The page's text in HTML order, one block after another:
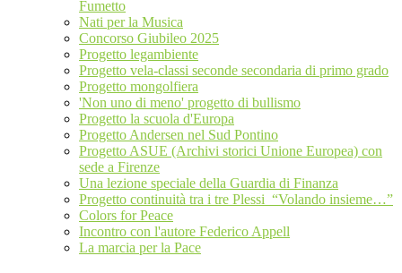
Fumetto
Nati per la Musica
Concorso Giubileo 2025
Progetto legambiente
Progetto vela-classi seconde secondaria di primo grado
Progetto mongolfiera
'Non uno di meno' progetto di bullismo
Progetto la scuola d'Europa
Progetto Andersen nel Sud Pontino
Progetto ASUE (Archivi storici Unione Europea) con
sede a Firenze
Una lezione speciale della Guardia di Finanza
Progetto continuità tra i tre Plessi “Volando insieme…”
Colors for Peace
Incontro con l'autore Federico Appell
La marcia per la Pace